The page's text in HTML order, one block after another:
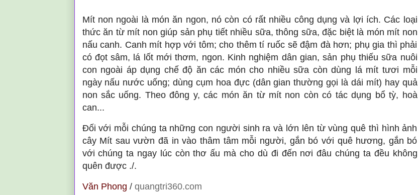
Mít non ngoài l à món ăn ngon, nó còn có rất nhiều công dụng và lợi ích. Các loại
thức ăn từ mít non giúp sản phụ tiết nhiều sữa, thông sữa, đặc biệt là món mít non
nấu canh. Canh mít hợp với tôm; cho thêm tí ruốc sẽ đậm đà hơn; phụ gia thì phải
có đọt sâm, lá lốt mới thơm, ngon. Kinh nghiệm dân gian, sản phụ thiếu sữa nuôi
con ngoài áp dụng chế độ ăn các món cho nhiều sữa còn dùng lá mít tươi mỗi
ngày nấu nước uống; dùng cụm hoa đực (dân gian thường gọi là dái mít) hay quả
non sắc uống. Theo đông y, các món ăn từ mít non còn có tác dụng bổ tỳ, hoà
can...
Đối với mỗi chúng ta những con người sinh ra và lớn lên từ vùng quê thì hình ảnh
cây Mít sau vườn đã in vào thâm tâm mỗi người, gắn bó với quê hương, gắn bó
với chúng ta ngay lúc còn thơ ấu mà cho dù đi đến nơi đâu chúng ta đều không
quên được ./.
Văn Phong / quangtri360.com